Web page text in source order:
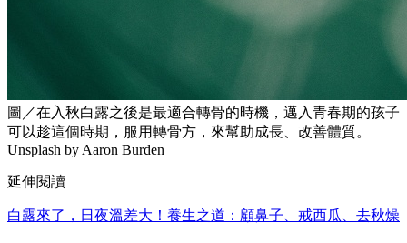
圖／在入秋白露之後是最適合轉骨的時機，邁入青春期的孩子
可以趁這個時期，服用轉骨方，來幫助成長、改善體質。
Unsplash by Aaron Burden
延伸閱讀
白露來了，日夜溫差大！養生之道：顧鼻子、戒西瓜、去秋燥